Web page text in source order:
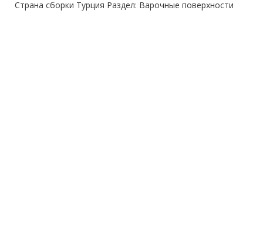
Страна сборки Турция Раздел: Варочные поверхности